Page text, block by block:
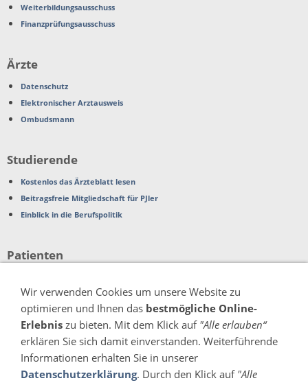
Weiterbildungsausschuss
Finanzprüfungsausschuss
Ärzte
Datenschutz
Elektronischer Arztausweis
Ombudsmann
Studierende
Kostenlos das Ärzteblatt lesen
Beitragsfreie Mitgliedschaft für PJler
Einblick in die Berufspolitik
Patienten
Patientenverfügung
Organspende
Verschiedenes
Pressemitteilungen
Wir verwenden Cookies um unsere Website zu
optimieren und Ihnen das bestmögliche Online-
Erlebnis zu bieten. Mit dem Klick auf "Alle erlauben“
erklären Sie sich damit einverstanden. Weiterführende
Informationen erhalten Sie in unserer
Datenschutzerklärung. Durch den Klick auf "Alle